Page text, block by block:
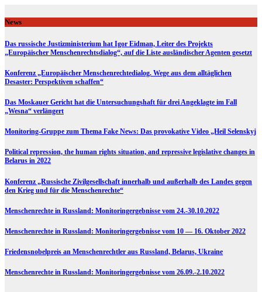
to
content
News
Das russische Justizministerium hat Igor Eidman, Leiter des Projekts
„Europäischer Menschenrechtsdialog“, auf die Liste ausländischer Agenten gesetzt
Konferenz „Europäischer Menschenrechtedialog. Wege aus dem alltäglichen
Desaster: Perspektiven schaffen“
Das Moskauer Gericht hat die Untersuchungshaft für drei Angeklagte im Fall
„Wesna“ verlängert
Monitoring-Gruppe zum Thema Fake News: Das provokative Video „Heil Selenskyj
Political repression, the human rights situation, and repressive legislative changes in
Belarus in 2022
Konferenz „Russische Zivilgesellschaft innerhalb und außerhalb des Landes gegen
den Krieg und für die Menschenrechte“
Menschenrechte in Russland: Monitoringergebnisse vom 24.-30.10.2022
Menschenrechte in Russland: Monitoringergebnisse vom 10 — 16. Oktober 2022
Friedensnobelpreis an Menschenrechtler aus Russland, Belarus, Ukraine
Menschenrechte in Russland: Monitoringergebnisse vom 26.09.-2.10.2022